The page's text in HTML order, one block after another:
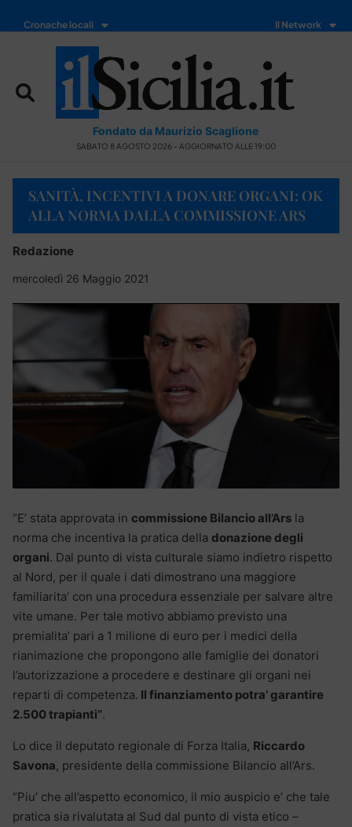
Cronache locali Il Network
Fondato da Maurizio Scaglione
SABATO 8 AGOSTO 2026 - AGGIORNATO ALLE 19:00
SANITÀ, INCENTIVI A DONARE ORGANI: OK
ALLA NORMA DALLA COMMISSIONE ARS
Redazione
mercoledì 26 Maggio 2021
“E’ stata approvata in commissione Bilancio all’Ars la
norma che incentiva la pratica della donazione degli
organi. Dal punto di vista culturale siamo indietro rispetto
al Nord, per il quale i dati dimostrano una maggiore
familiarita’ con una procedura essenziale per salvare altre
vite umane. Per tale motivo abbiamo previsto una
premialita’ pari a 1 milione di euro per i medici della
rianimazione che propongono alle famiglie dei donatori
l’autorizzazione a procedere e destinare gli organi nei
reparti di competenza. Il finanziamento potra’ garantire
2.500 trapianti”.
Lo dice il deputato regionale di Forza Italia, Riccardo
Savona, presidente della commissione Bilancio all’Ars.
“Piu’ che all’aspetto economico, il mio auspicio e’ che tale
pratica sia rivalutata al Sud dal punto di vista etico –